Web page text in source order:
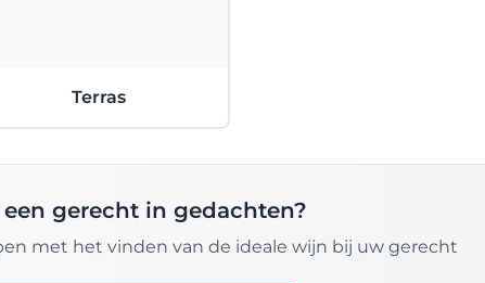
Terras
gerecht in gedachten?
met het vinden van de ideale wijn bij uw gerecht